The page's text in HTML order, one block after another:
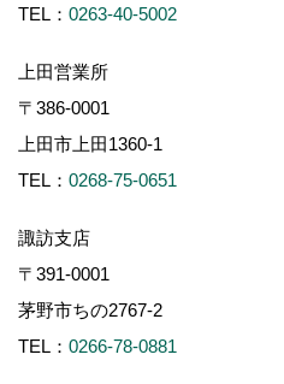
TEL： 0263-40-5002
上田営業所
〒386-0001
上田市上田1360-1
TEL： 0268-75-0651
諏訪支店
〒391-0001
茅野市ちの2767-2
TEL： 0266-78-0881